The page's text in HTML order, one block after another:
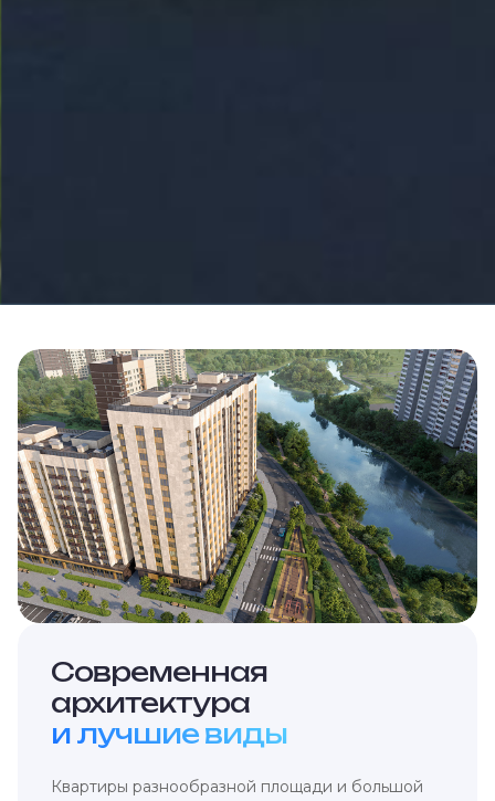
Современная
архитектура
и лучшие виды
Квартиры разнообразной площади и большой